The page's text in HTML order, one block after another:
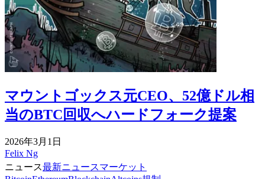
マウントゴックス元CEO、52億ドル相
当のBTC回収へハードフォーク提案
2026年3月1日
Felix Ng
ニュース最新ニュースマーケット